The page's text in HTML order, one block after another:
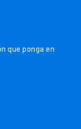
que ponga en